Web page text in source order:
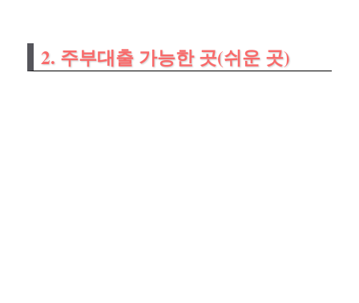
2. 주부대출 가능한 곳(쉬운 곳)